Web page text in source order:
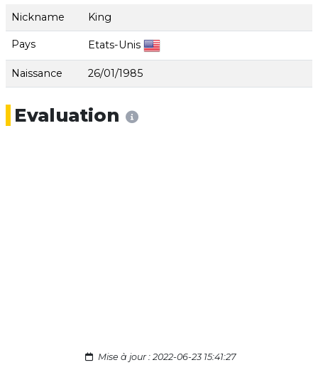
Nickname King
Pays Etats-Unis
Naissance 26/01/1985
Evaluation
Mise à jour : 2022-06-23 15:41:27